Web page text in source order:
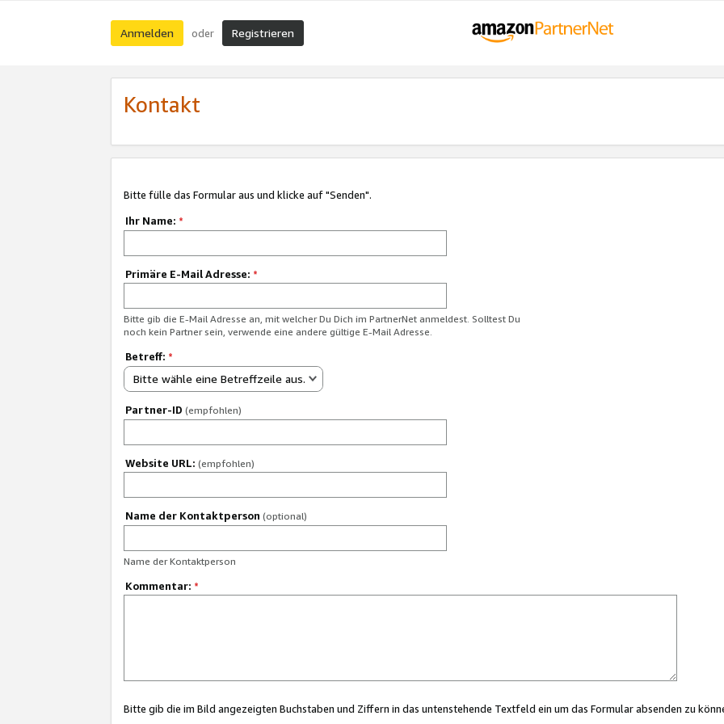
Anmelden oder Registrieren
Kontakt
Bitte fülle das Formular aus und klicke auf "Senden".
Ihr Name: *
Primäre E-Mail Adresse: *
Bitte gib die E-Mail Adresse an, mit welcher Du Dich im PartnerNet anmeldest. Solltest Du
noch kein Partner sein, verwende eine andere gültige E-Mail Adresse.
Betreff: *
Bitte wähle eine Betreffzeile aus.
Partner-ID (empfohlen)
Website URL: (empfohlen)
Name der Kontaktperson (optional)
Name der Kontaktperson
Kommentar: *
Bitte gib die im Bild angezeigten Buchstaben und Ziffern in das untenstehende Textfeld ein um das Formular absenden zu